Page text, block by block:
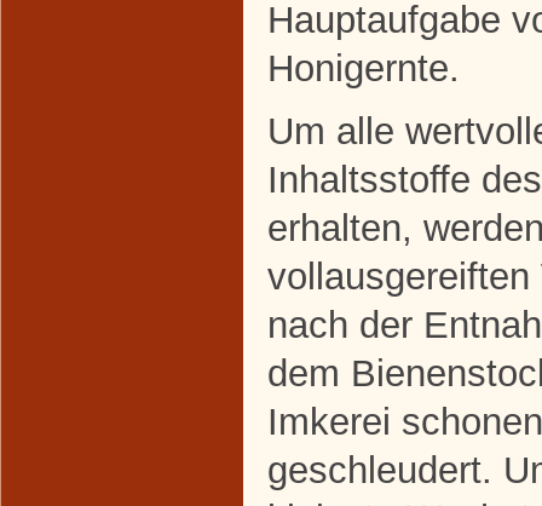
Hauptaufgabe
Honigernte.
Um alle
Inhaltsstoffe
erhalten,
vollausgereiften
nach der
dem
Imkerei
geschleudert.